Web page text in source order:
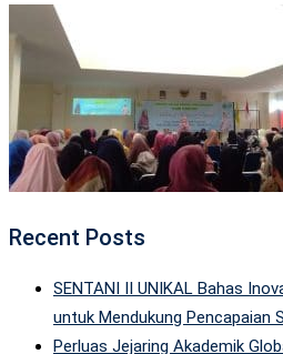
Recent Posts
SENTANI II UNIKAL Bahas
untuk Mendukung Pencapaian
Perluas Jejaring Akademik